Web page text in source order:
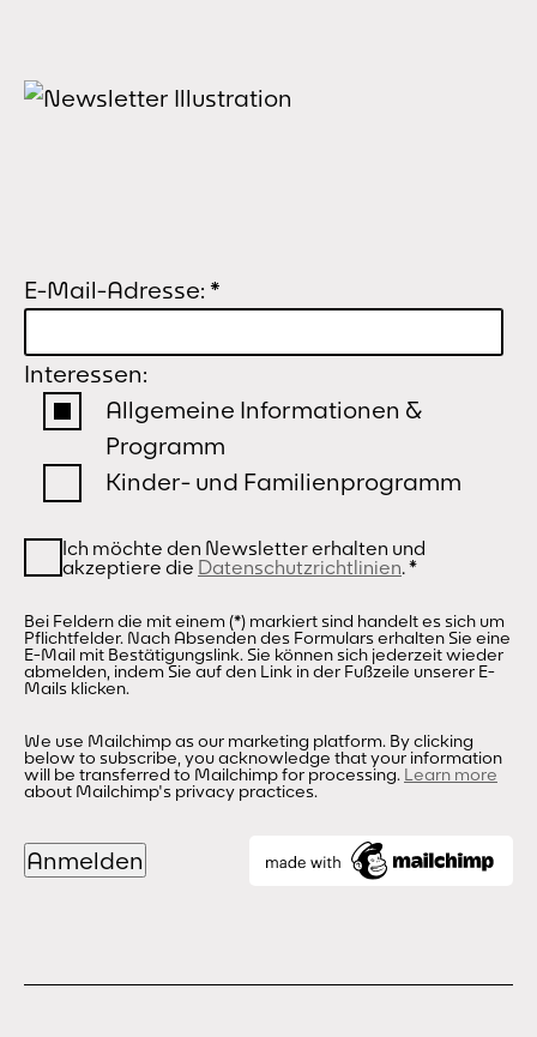
E-Mail-Adresse: *
Interessen:
Allgemeine Informationen &
Programm
Kinder- und Familienprogramm
Ich möchte den Newsletter erhalten und
akzeptiere die Datenschutzrichtlinien.*
Bei Feldern die mit einem (*) markiert sind handelt es sich um
Pflichtfelder. Nach Absenden des Formulars erhalten Sie eine
E-Mail mit Bestätigungslink. Sie können sich jederzeit wieder
abmelden, indem Sie auf den Link in der Fußzeile unserer E-
Mails klicken.
We use Mailchimp as our marketing platform. By clicking
below to subscribe, you acknowledge that your information
will be transferred to Mailchimp for processing. Learn more
about Mailchimp's privacy practices.